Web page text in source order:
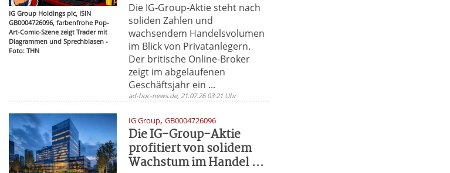
IG Group Holdings plc, ISIN
GB0004726096, farbenfrohe Pop-
Art-Comic-Szene zeigt Trader mit
Diagrammen und Sprechblasen -
Foto: THN
Die IG-Group-Aktie steht nach
soliden Zahlen und
wachsendem Handelsvolumen
im Blick von Privatanlegern.
Der britische Online-Broker
zeigt im abgelaufenen
Geschäftsjahr ein ...
ad-hoc-news.de, 21.07.26 03:21 Uhr
IG Group,GB0004726096
Die IG-Group-Aktie
profitiert von solidem
Wachstum im Handel ...